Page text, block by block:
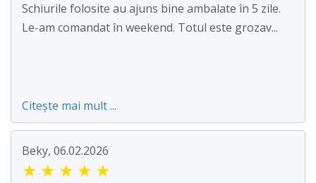
Schiurile folosite au ajuns bine ambalate în 5 zile.
Le-am comandat în weekend. Totul este grozav...
Citește mai mult ...
Beky, 06.02.2026
★ ★ ★ ★ ★